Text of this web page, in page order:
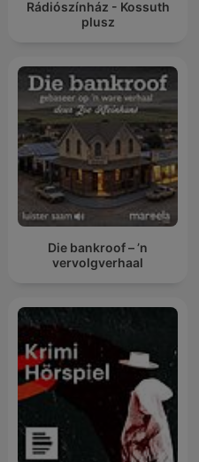
Rádiószínház - Kossuth
plusz
Die bankroof – ’n
vervolgverhaal